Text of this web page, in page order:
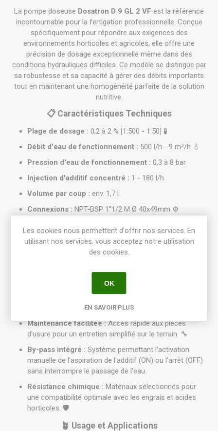
La pompe doseuse Dosatron D 9 GL 2 VF est la référence
incontournable pour la fertigation professionnelle. Conçue
spécifiquement pour répondre aux exigences des
environnements horticoles et agricoles, elle offre une
précision de dosage exceptionnelle même dans des
conditions hydrauliques difficiles. Ce modèle se distingue par
sa robustesse et sa capacité à gérer des débits importants
tout en maintenant une homogénéité parfaite de la solution
nutritive.
📋 Caractéristiques Techniques
Plage de dosage : 0,2 à 2 % [1:500 - 1:50] 🧪
Débit d'eau de fonctionnement : 500 l/h - 9 m³/h 💧
Pression d'eau de fonctionnement : 0,3 à 8 bar
Injection d'additif concentré : 1 - 180 l/h
Volume par coup : env. 1,7 l
Connexions : NPT-BSP 1''1/2 M Ø 40x49mm ⚙️
1,75m
VF (Viton) adaptés pour les additifs acides et
✨ Points Forts & Équipements
Conception optimisée pour une
longévité maximale, même en usage intensif.
Maintenance facilitée :Accès rapide aux pièces
d'usure pour un entretien simplifié sur le terrain. 🔧
By-pass intégré : Système permettant l'activation
manuelle de l'aspiration de l'additif (ON) ou l'arrêt (OFF)
sans interrompre le passage de l'eau.
Résistance chimique : Matériaux sélectionnés pour
une compatibilité optimale avec les engrais et acides
horticoles. 🛡️
🪴 Usage et Applications
Les cookies nous permettent d'offrir nos services. En
utilisant nos services, vous acceptez notre utilisation
des cookies.
OK
EN SAVOIR PLUS